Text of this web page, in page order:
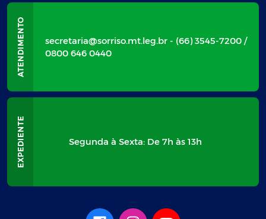
secretaria@sorriso.mt.leg.br - (66) 3545-7200 /
0800 646 0440
Segunda à Sexta: De 7h às 13h